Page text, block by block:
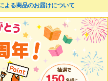
よる商品のお届けについて